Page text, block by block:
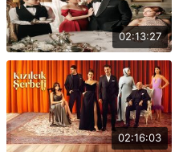
02:13:27
02:16:03